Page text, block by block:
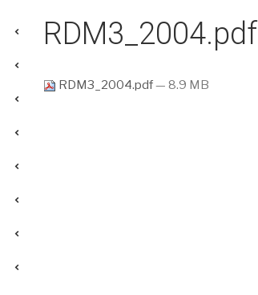
RDM3_2004.pdf
RDM3_2004.pdf— 8.9 MB